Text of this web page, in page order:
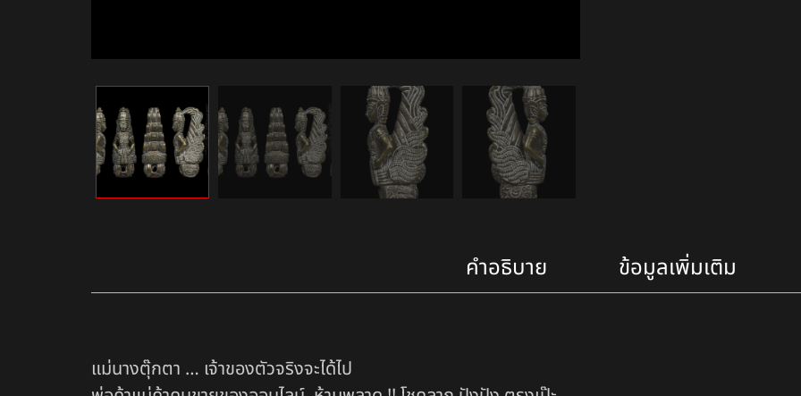
คำอธิบาย ข้อมูลเพิ่มเติม
แม่นางตุ๊กตา … เจ้าของตัวจริงจะได้ไป